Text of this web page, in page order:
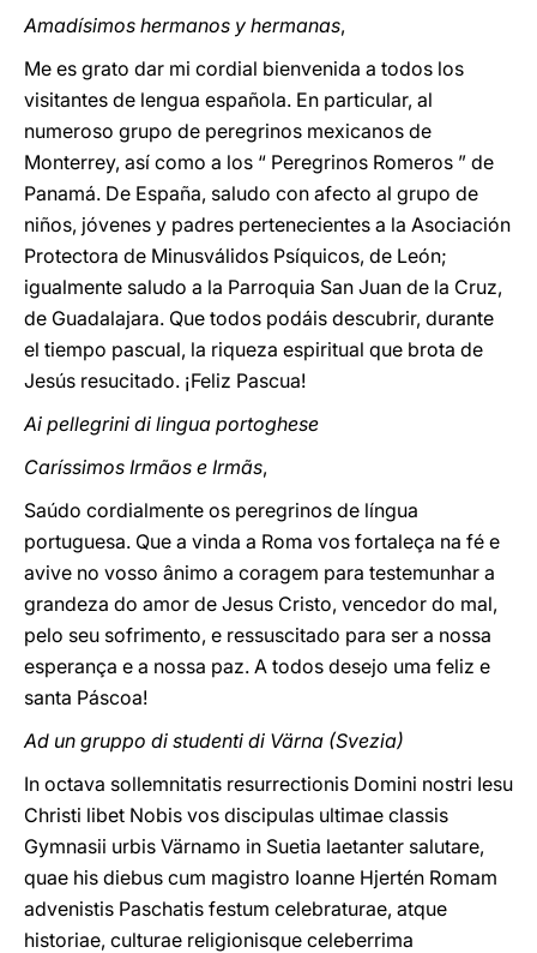
Amadísimos hermanos y hermanas,
Me es grato dar mi cordial bienvenida a todos los
visitantes de lengua española. En particular, al
numeroso grupo de peregrinos mexicanos de
Monterrey, así como a los “ Peregrinos Romeros ” de
Panamá. De España, saludo con afecto al grupo de
niños, jóvenes y padres pertenecientes a la Asociación
Protectora de Minusválidos Psíquicos, de León;
igualmente saludo a la Parroquia San Juan de la Cruz,
de Guadalajara. Que todos podáis descubrir, durante
el tiempo pascual, la riqueza espiritual que brota de
Jesús resucitado. ¡Feliz Pascua!
Ai pellegrini di lingua portoghese
Caríssimos Irmãos e Irmãs,
Saúdo cordialmente os peregrinos de língua
portuguesa. Que a vinda a Roma vos fortaleça na fé e
avive no vosso ânimo a coragem para testemunhar a
grandeza do amor de Jesus Cristo, vencedor do mal,
pelo seu sofrimento, e ressuscitado para ser a nossa
esperança e a nossa paz. A todos desejo uma feliz e
santa Páscoa!
Ad un gruppo di studenti di Värna (Svezia)
In octava sollemnitatis resurrectionis Domini nostri Iesu
Christi libet Nobis vos discipulas ultimae classis
Gymnasii urbis Värnamo in Suetia laetanter salutare,
quae his diebus cum magistro Ioanne Hjertén Romam
advenistis Paschatis festum celebraturae, atque
historiae, culturae religionisque celeberrima